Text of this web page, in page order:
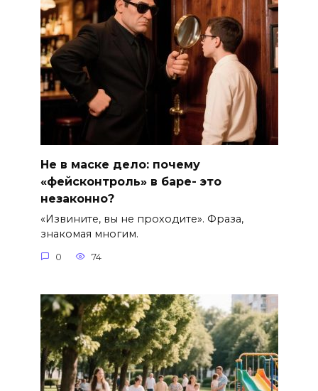
Не в маске дело: почему
«фейсконтроль» в баре- это
незаконно?
«Извините, вы не проходите». Фраза,
знакомая многим.
0 74